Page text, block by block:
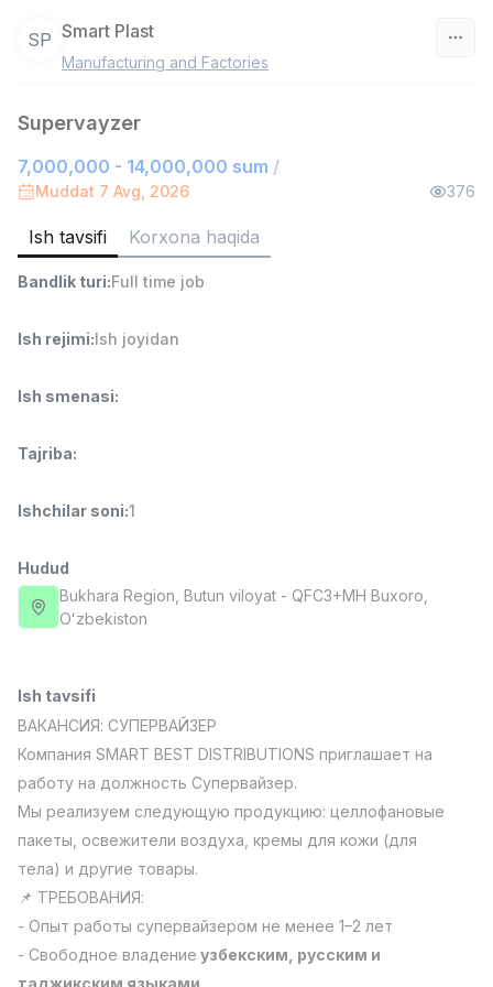
Savdo boshlig'i
ASIAN
Full time job
Ish joyidan
4,280,000 sum/
Yetkazib berish
3,500,000 - 8,000,000 sum
Full time job
Ish joyidan
Farmatsevt
3,000,000 - 10,000,000 sum/
NAVBAHOR APTEKA
Sotuv Operatori (Faqat qizlar!)
Kelishiladi
Kelishiladi
LION_ESTATE
Full time job
Ish joyidan
TOP
Umumiy Ingliz Tili O'qituvchisi
2,000,000 - 8,000,000 sum
SP Smart Plast
Manufacturing and Factories
Supervayzer
7,000,000 - 14,000,000 sum /
Muddat 7 Avg, 2026 376
Ish tavsifi Korxona haqida
Bandlik turi:Full time job
Ish rejimi:Ish joyidan
Ish smenasi:
Tajriba:
Ishchilar soni:1
Hudud
Bukhara Region , Butun viloyat - QFC3+MH Buxoro,
Oʻzbekiston
Ish tavsifi
ВАКАНСИЯ: СУПЕРВАЙЗЕР
Компания SMART BEST DISTRIBUTIONS приглашает на
работу на должность Супервайзер.
Мы реализуем следующую продукцию: целлофановые
пакеты, освежители воздуха, кремы для кожи (для
тела) и другие товары.
📌 ТРЕБОВАНИЯ:
- Опыт работы супервайзером не менее 1–2 лет
- Свободное владение узбекским, русским и
таджикским языками
Vakansiyalar Sohalar Korxonalar